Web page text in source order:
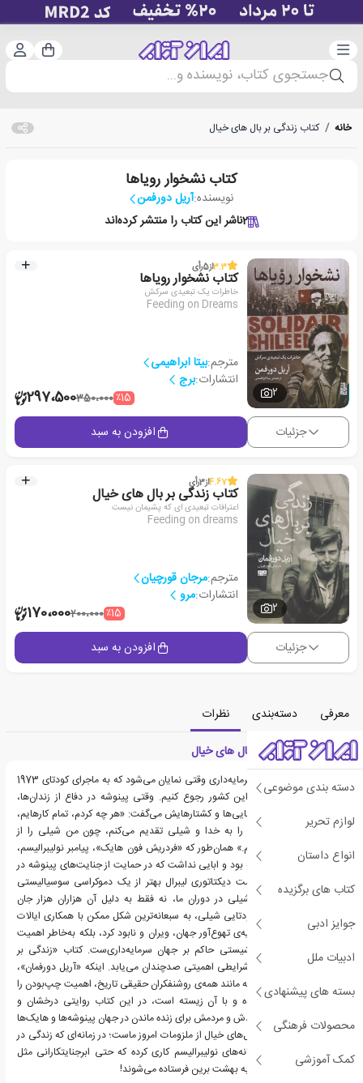
دسته‌بندی سبد
جستجوی کتاب، نویسنده و...
دسته بندی موضوعی
لوازم تحریر
انواع داستان
کتاب های برگزیده
جوایز ادبی
ادبیات ملل
بسته های پیشنهادی
محصولات فرهنگی
کمک آموزشی
خانه / کتاب زندگی بر بال های خیال
کتاب نشخوار رویاها
نویسنده:آریل دورفمن
2ناشر این کتاب را منتشر کرده‌اند
2
3.3از5رأی
کتاب نشخوار رویاها
خاطرات یک تبعیدی سرکش
Feeding on Dreams
مترجم:بیتا ابراهیمی
انتشارات:برج
٪15350،000297،500
جزئیات افزودن به سبد
2
4.67از3رأی
کتاب زندگی بر بال های خیال
اعترافات تبعیدی ای که پشیمان نیست
Feeding on dreams
مترجم:مرجان قورچیان
انتشارات:مرو
٪15200،000170،000
جزئیات افزودن به سبد
معرفی دسته‌بندی
نظرات
معرفی کتاب زندگی بر بال های خیال
هم‌دستی دین‌خویی و سرمایه‌داری وقتی نمایان می‌شود که به ماجرای کودتای 1973
ارتش شیلی علیه مردم این کشور رجوع کنیم. وقتی پینوشه در دفاع از زندان‌ها،
تبعیدها، شکنجه‌ها، آدم‌ربایی‌ها و کشتارهایش می‌گفت: «هر چه کردم، تمام کارهایم،
تمام مشکلاتی که داشتم را به خدا و شیلی تقدیم می‌کنم، چون من شیلی را از
کمونیست شدن باز داشتم.» همان‌طور که «فردریش فون هایک»، پیامبر نولیبرالیسم،
در سنگر آزادی‌اش نشسته بود و ابایی نداشت که در حمایت از جنایت‌های پینوشه در
شیلی بگوید: «یک حکومت دیکتاتوری لیبرال بهتر از یک دموکراسی سوسیالیستی
است.» اهمیت ماجرای شیلی در دوران ما، نه فقط به دلیل آن هزاران هزار جان
عزیزی‌ست که حکومت کودتایی شیلی، به سبعانه‌ترین شکل ممکن با همکاری ایالات
متحده‌ی آمریکا، این سویه‌ی تهوع‌آور جهان، ویران و نابود کرد، بلکه به‌خاطر اهمیت
دانایی و فهم ایده‌ی فاشیستی حاکم بر جهان سرمایه‌داری‌ست. کتاب «زندگی بر
بال‌های خیال» در چنین شرایطی اهمیتی صدچندان می‌یابد. اینکه «آریل دورفمان»،
نویسنده‌ای که به‌درستی به مانند همه‌ی روشنفکران حقیقی تاریخ، اهمیت چپ‌بودن را
برای انسان‌بودن فهم کرده و با آن زیسته است، در این کتاب روایتی درخشان و
سهمگین از تلاش‌های خودش و مردمش برای زنده ماندن در جهان پینوشه‌ها و هایک‌ها
ارائه می‌دهد. زندگی بر بال‌های خیال از ملزومات امروز ماست؛ در زمانه‌ای که زندگی در
جهالت توسعه‌یافته‌ی رسانه‌های نولیبرالیسم کاری کرده که حتی ابرجنایتکارانی مثل
پینوشه هم تطهیر شده و به بهشت برین فرستاده می‌شوند!